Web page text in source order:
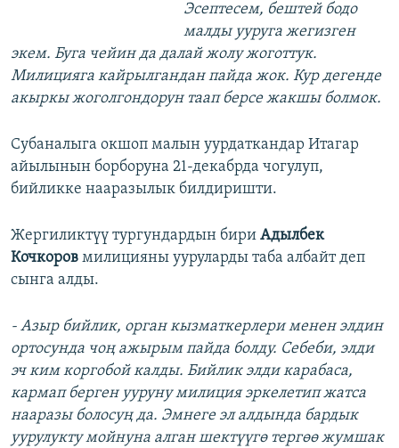
Эсептесем, бештей бодо
малды ууруга жегизген
экем. Буга чейин да далай жолу жоготтук.
Милицияга кайрылгандан пайда жок. Кур дегенде
акыркы жоголгондорун таап берсе жакшы болмок.
Субаналыга окшоп малын уурдаткандар Итагар
айылынын борборуна 21-декабрда чогулуп,
бийликке нааразылык билдиришти.
Жергиликтүү тургундардын бири Адылбек
Кочкоров милицияны ууруларды таба албайт деп
сынга алды.
- Азыр бийлик, орган кызматкерлери менен элдин
ортосунда чоң ажырым пайда болду. Себеби, элди
эч ким коргобой калды. Бийлик элди карабаса,
кармап берген ууруну милиция эркелетип жатса
нааразы болосуң да. Эмнеге эл алдында бардык
уурулукту мойнуна алган шектүүгө тергөө жумшак